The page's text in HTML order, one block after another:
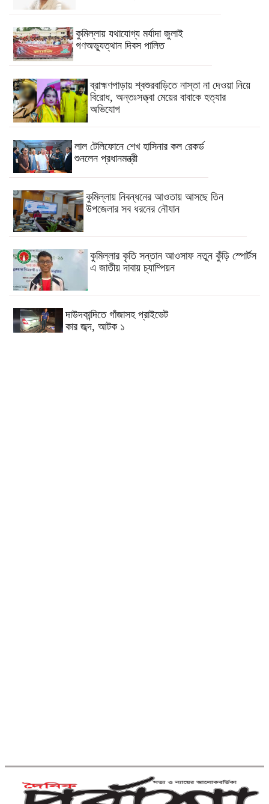
কুমিল্লায় যথাযোগ্য মর্যাদা জুলাই
গণঅভ্যুত্থান দিবস পালিত
ব্রাহ্মণপাড়ায় শ্বশুরবাড়িতে নাস্তা না দেওয়া নিয়ে
বিরোধ, অন্তঃসত্ত্বা মেয়ের বাবাকে হত্যার
অভিযোগ
লাল টেলিফোনে শেখ হাসিনার কল রেকর্ড
শুনলেন প্রধানমন্ত্রী
কুমিল্লায় নিবন্ধনের আওতায় আসছে তিন
উপজেলার সব ধরনের নৌযান
কুমিল্লার কৃতি সন্তান আওসাফ নতুন কুঁড়ি স্পোর্টস
এ জাতীয় দাবায় চ্যাম্পিয়ন
দাউদকান্দিতে গাঁজাসহ প্রাইভেট
কার জব্দ, আটক ১
দাউদকান্দিতে ইটবোঝাই বাল্কহেডের ওপর
ভেঙে পড়ল বেইলি সেতু